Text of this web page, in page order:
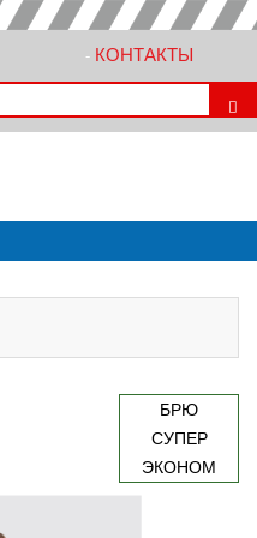
- КОНТАКТЫ
БРЮ
СУПЕР
ЭКОНОМ